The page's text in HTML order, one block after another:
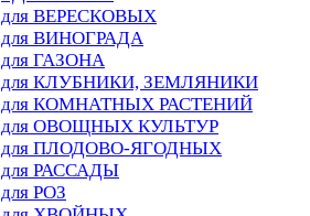
для ВЕРЕСКОВЫХ
для ВИНОГРАДА
для ГАЗОНА
для КЛУБНИКИ, ЗЕМЛЯНИКИ
для КОМНАТНЫХ РАСТЕНИЙ
для ОВОЩНЫХ КУЛЬТУР
для ПЛОДОВО-ЯГОДНЫХ
для РАССАДЫ
для РОЗ